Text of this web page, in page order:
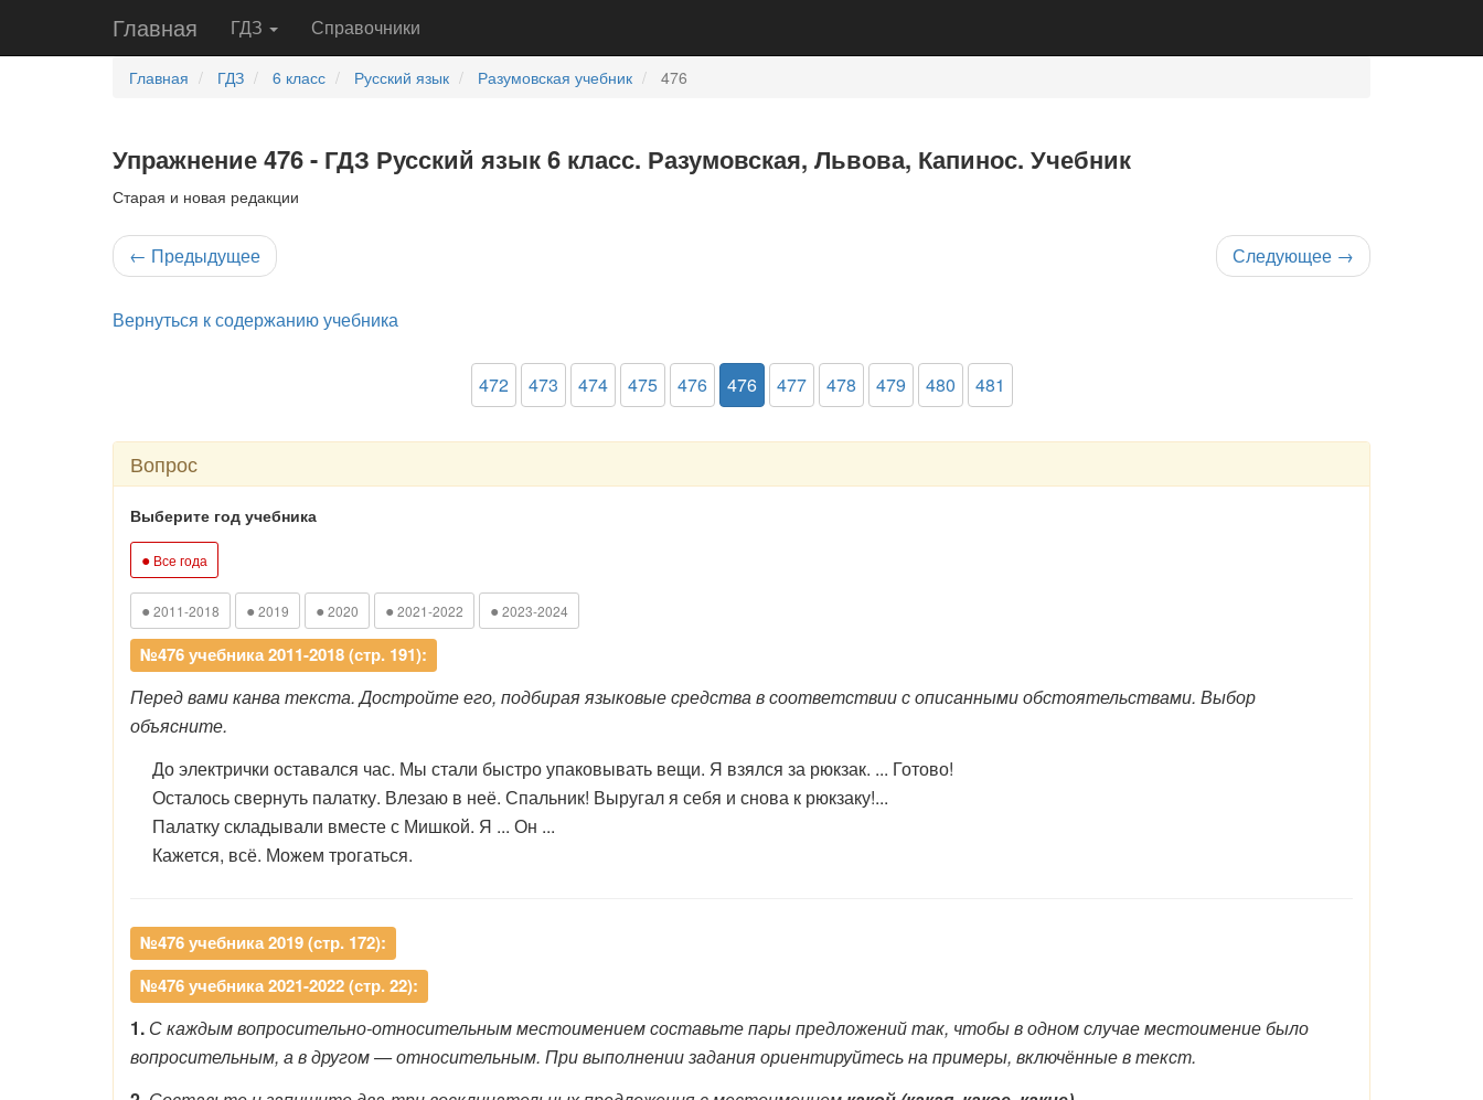
Главная ГДЗ Справочники
Главная ГДЗ 6 класс Русский язык Разумовская учебник 476
Упражнение 476 - ГДЗ Русский язык 6 класс. Разумовская, Львова, Капинос. Учебник
Старая и новая редакции
← Предыдущее Следующее →
Вернуться к содержанию учебника
472 473 474 475 476 476 477 478 479 480 481
Вопрос
Выберите год учебника
● Все года
● 2011-2018 ● 2019 ● 2020 ● 2021-2022 ● 2023-2024
№476 учебника 2011-2018 (стр. 191):
Перед вами канва текста. Достройте его, подбирая языковые средства в соответствии с описанными обстоятельствами. Выбор
объясните.
До электрички оставался час. Мы стали быстро упаковывать вещи. Я взялся за рюкзак. ... Готово!
Осталось свернуть палатку. Влезаю в неё. Спальник! Выругал я себя и снова к рюкзаку!...
Палатку складывали вместе с Мишкой. Я ... Он ...
Кажется, всё. Можем трогаться.
№476 учебника 2019 (стр. 172):
№476 учебника 2021-2022 (стр. 22):
1. С каждым вопросительно-относительным местоимением составьте пары предложений так, чтобы в одном случае местоимение было
вопросительным, а в другом — относительным. При выполнении задания ориентируйтесь на примеры, включённые в текст.